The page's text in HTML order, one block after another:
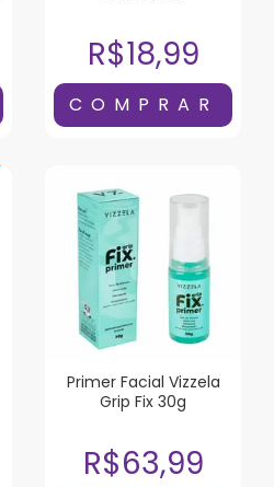
R$18,99
Primer Facial Vizzela
Grip Fix 30g
R$63,99